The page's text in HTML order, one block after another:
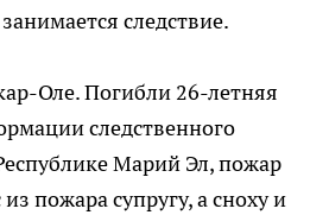
следствие.
Оле. Погибли 26-летняя
следственного
Марий Эл, пожар
пожара супругу, а сноху и